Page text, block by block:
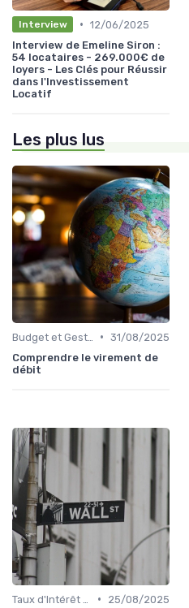
Interview • 12/06/2025
Interview de Emeline Siron :
54 locataires - 269.000€ de
loyers - Les Clés pour Réussir
dans l'Investissement
Locatif
Les plus lus
• 31/08/2025
Comprendre le virement de
débit
•
25/08/2025